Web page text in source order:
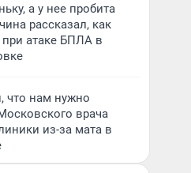
а у нее пробита
рассказал, как
при атаке БПЛА в
что нам нужно
врача
из-за мата в